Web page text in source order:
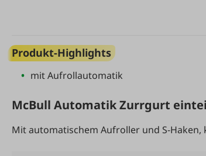
Produkt-Highlights
mit Aufrollautomatik
McBull Automatik Zurrgurt
Mit automatischem Aufroller und S-